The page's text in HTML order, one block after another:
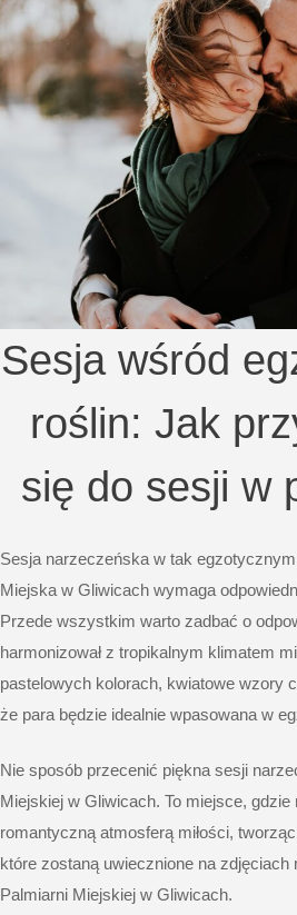
Sesja wśród
roślin: Jak
się do sesji w
Sesja narzeczeńska w tak
Miejska w Gliwicach wymaga
Przede wszystkim warto zadbać o
harmonizował z tropikalnym klimatem
pastelowych kolorach, kwiatowe wzory
że para będzie idealnie wpasowana w
Nie sposób przecenić piękna sesji
Miejskiej w Gliwicach. To miejsce,
romantyczną atmosferą miłości,
które zostaną uwiecznione na zdjęciach
Palmiarni Miejskiej w Gliwicach.